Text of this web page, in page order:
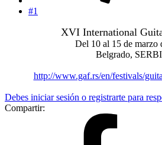
#1
XVI International
Del 10 al 15 de marzo
Belgrado,
http://www.gaf.rs/en/festivals/
Debes iniciar sesión o registrarte para
Compartir: